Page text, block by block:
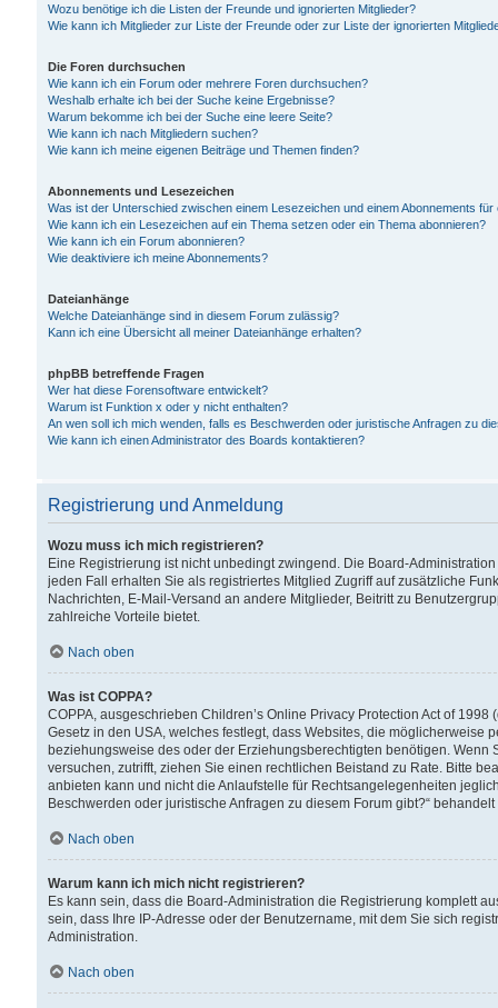
Wozu benötige ich die Listen der Freunde und ignorierten Mitglieder?
Wie kann ich Mitglieder zur Liste der Freunde oder zur Liste der ignorierten
Die Foren durchsuchen
Wie kann ich ein Forum oder mehrere Foren durchsuchen?
Weshalb erhalte ich bei der Suche keine Ergebnisse?
Warum bekomme ich bei der Suche eine leere Seite?
Wie kann ich nach Mitgliedern suchen?
Wie kann ich meine eigenen Beiträge und Themen finden?
Abonnements und Lesezeichen
Was ist der Unterschied zwischen einem Lesezeichen und einem Abonnements
Wie kann ich ein Lesezeichen auf ein Thema setzen oder ein Thema abonnieren?
Wie kann ich ein Forum abonnieren?
Wie deaktiviere ich meine Abonnements?
Dateianhänge
Welche Dateianhänge sind in diesem Forum zulässig?
Kann ich eine Übersicht all meiner Dateianhänge erhalten?
phpBB betreffende Fragen
Wer hat diese Forensoftware entwickelt?
Warum ist Funktion x oder y nicht enthalten?
An wen soll ich mich wenden, falls es Beschwerden oder juristische Anfragen zu
Wie kann ich einen Administrator des Boards kontaktieren?
Registrierung und Anmeldung
Wozu muss ich mich registrieren?
Eine Registrierung ist nicht unbedingt zwingend. Die Board-
jeden Fall erhalten Sie als registriertes Mitglied Zugriff auf zusätzliche
Nachrichten, E-Mail-Versand an andere Mitglieder, Beitritt zu
zahlreiche Vorteile bietet.
Nach oben
Was ist COPPA?
COPPA, ausgeschrieben Children’s Online Privacy Protection Act of
Gesetz in den USA, welches festlegt, dass Websites, die
beziehungsweise des oder der Erziehungsberechtigten benötigen.
versuchen, zutrifft, ziehen Sie einen rechtlichen Beistand zu Rate. Bitte
anbieten kann und nicht die Anlaufstelle für Rechtsangelegenheiten
Beschwerden oder juristische Anfragen zu diesem Forum gibt?“
Nach oben
Warum kann ich mich nicht registrieren?
Es kann sein, dass die Board-Administration die Registrierung komplett
sein, dass Ihre IP-Adresse oder der Benutzername, mit dem Sie sich
Administration.
Nach oben